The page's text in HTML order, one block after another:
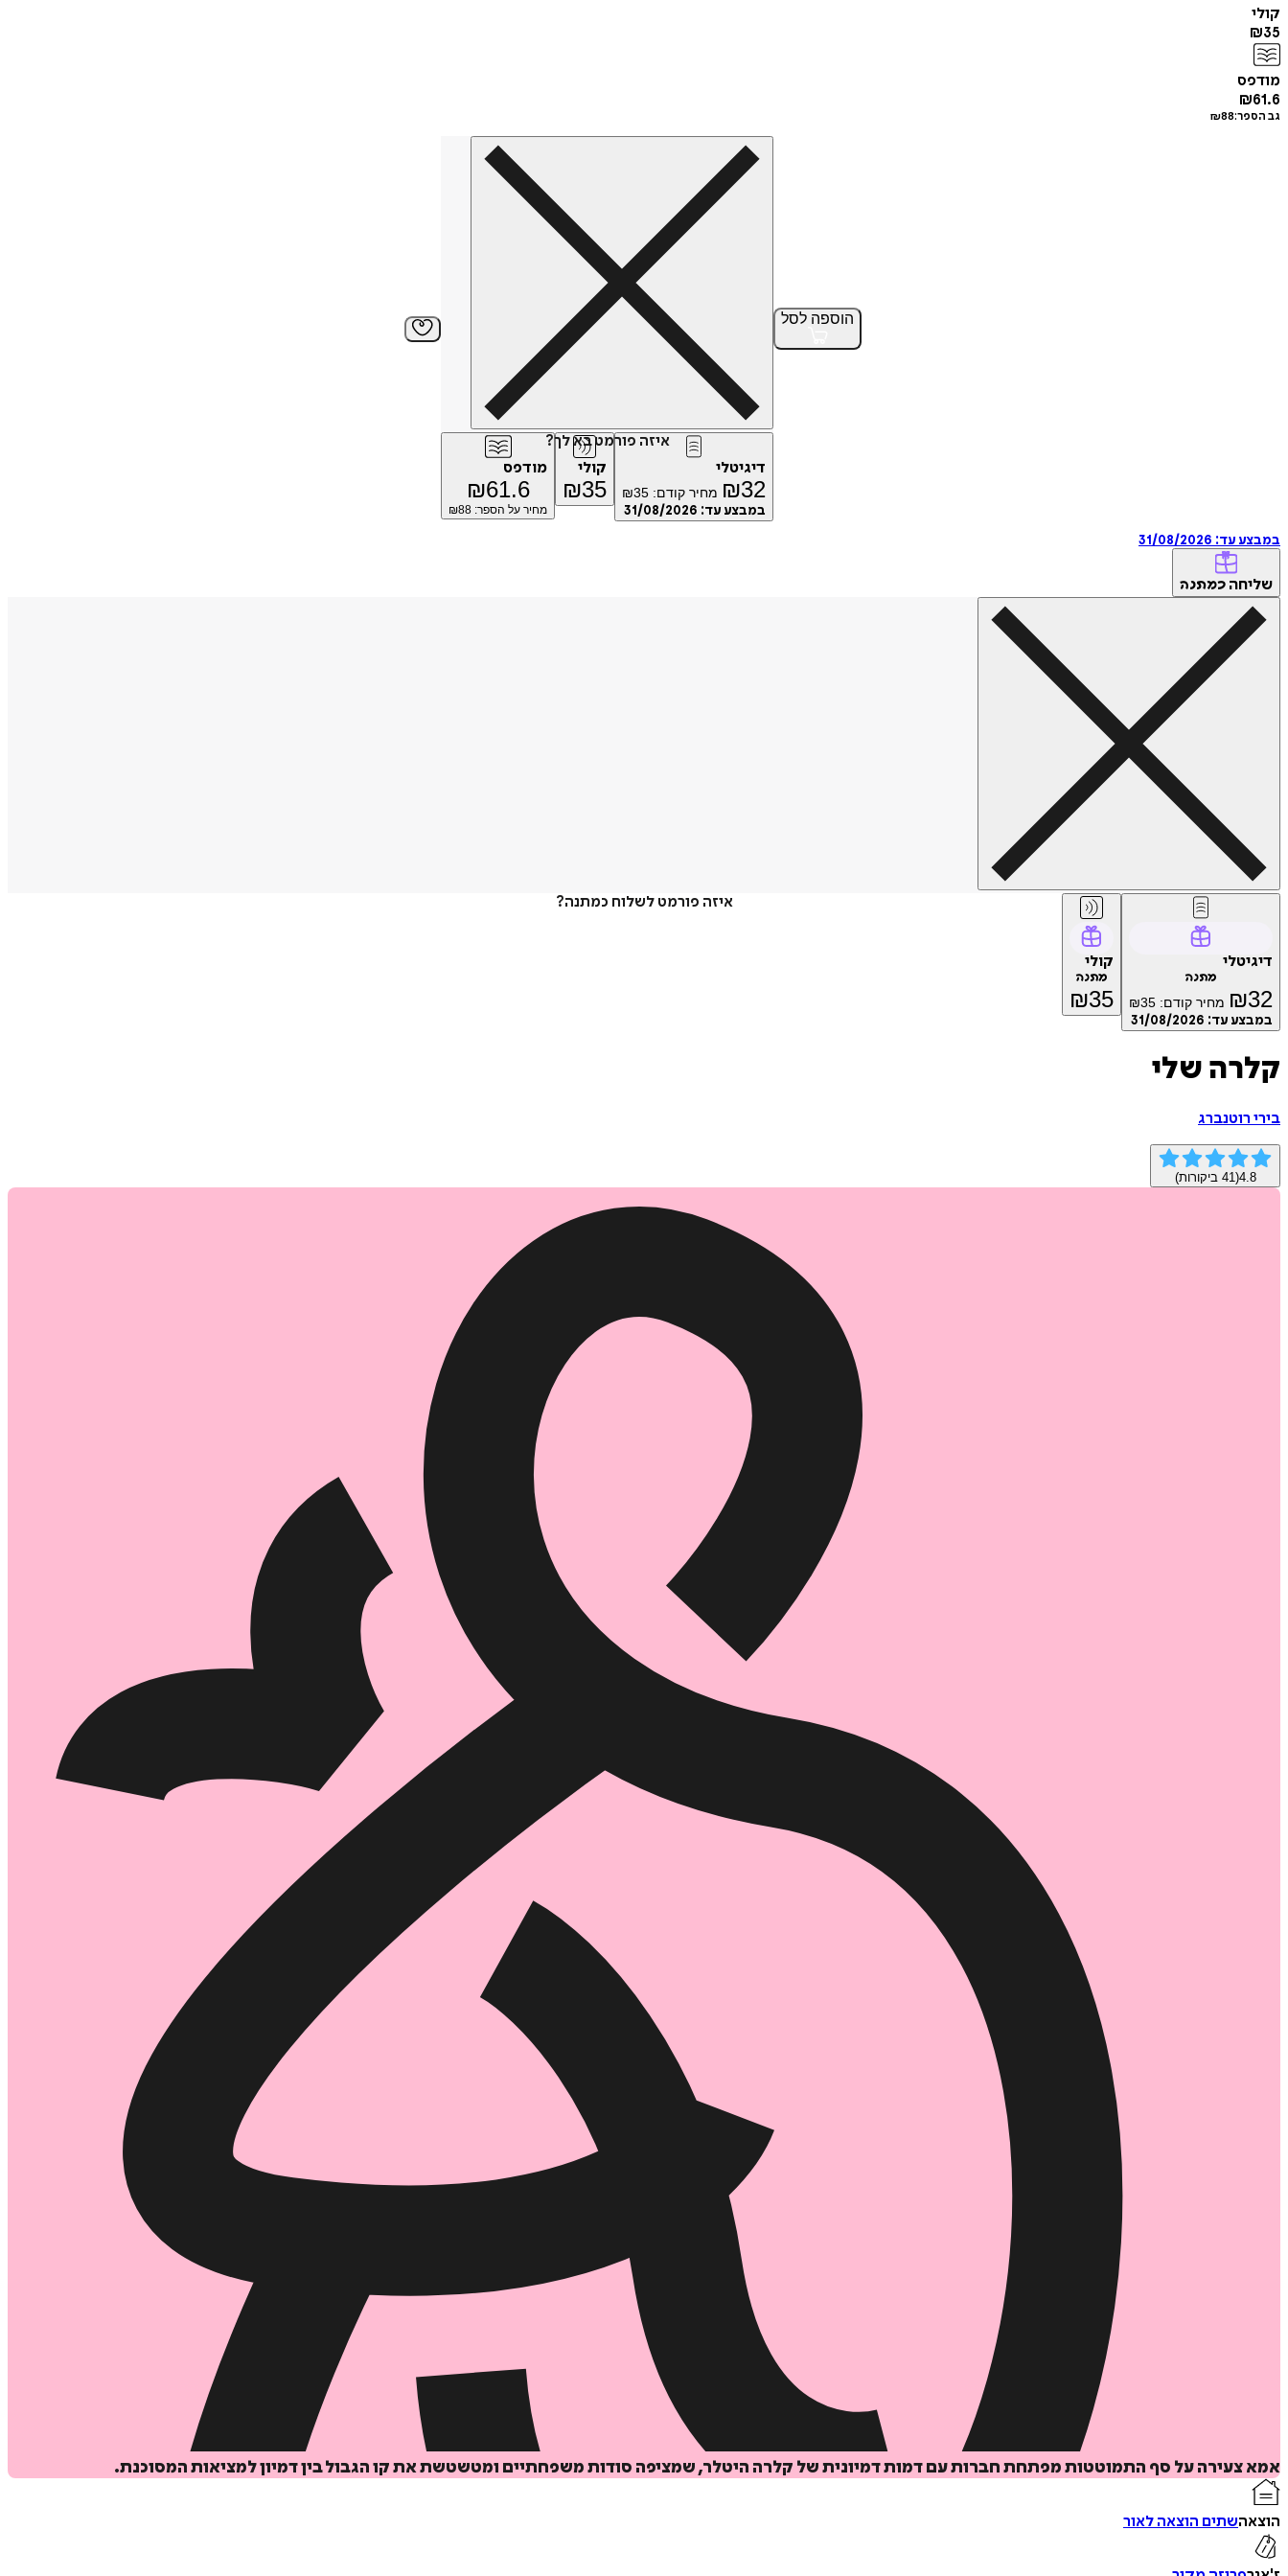
קולי
₪35
מודפס
₪61.6
גב הספר: ₪88
הוספה לסל
איזה פורמט בא לך?
דיגיטלי
₪32 מחיר קודם: ₪35
במבצע עד: 31/08/2026
קולי
₪35
מודפס
₪61.6
מחיר על הספר: ₪ 88
במבצע עד: 31/08/2026
שליחה כמתנה
איזה פורמט לשלוח כמתנה?
דיגיטלי
מתנה
₪32 מחיר קודם: ₪35
במבצע עד: 31/08/2026
קולי
מתנה
₪35
מחיר קודם:
במבצע עד:
קולי
₪
מחיר על הספר: ₪
קלרה שלי
בירי רוטנברג
4.8
(
41 ביקורות)
אמא צעירה על סף התמוטטות מפתחת חברות עם דמות דמיונית של קלרה היטלר, שמציפה סודות משפחתיים ומטשטשת את קו הגבול בין דמיון למציאות המסוכנת.
הוצאהשתים הוצאה לאור